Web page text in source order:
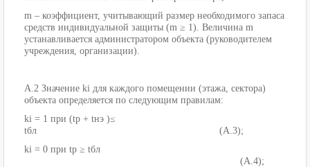
m – коэффициент, учитывающий размер необходимого запаса
средств индивидуальной защиты (m ≥ 1). Величина m
устанавливается администратором объекта (руководителем
учреждения, организации).
А.2 Значение ki для каждого помещении (этажа, сектора)
объекта определяется по следующим правилам:
ki = 1 при (tр + tнэ )≤
tбл (А.3);
ki = 0 при tр ≥ tбл
(А.4);